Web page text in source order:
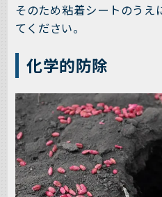
そのため粘着シートのうえ
てください。
化学的防除